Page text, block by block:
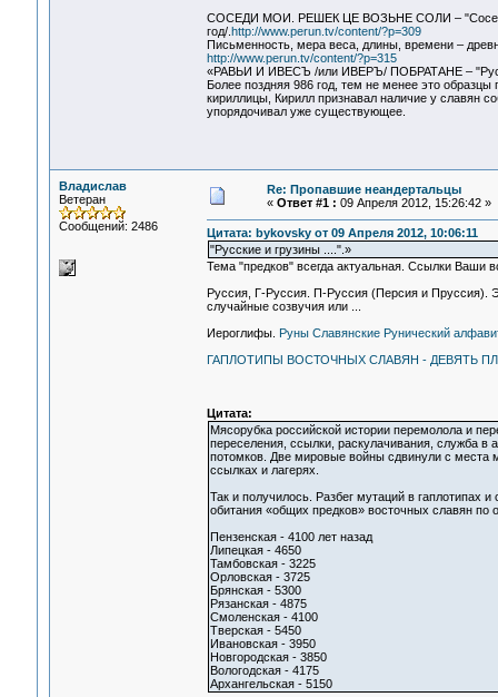
СОСЕДИ МОИ. РЕШЕК ЦЕ ВОЗЬНЕ СОЛИ – "Соседи
год/. http://www.perun.tv/content/?p=309
Письменность, мера веса, длины, времени –
http://www.perun.tv/content/?p=315
«РАВЬИ И ИВЕСЪ /или ИВЕРЪ/ ПОБРАТАНЕ –
Более поздняя 986 год, тем не менее это
кириллицы, Кирилл признавал наличие у славян
упорядочивал уже существующее.
Владислав
Ветеран
Сообщений: 2486
Re: Пропавшие неандертальцы
« Ответ #1 : 09 Апреля 2012, 15:26:42 »
Цитата: bykovsky от 09 Апреля 2012, 10:06:11
"Русские и грузины ....".»
Тема "предков" всегда актуальная. Ссылки Ваши
Руссия, Г-Руссия. П-Руссия (Персия и
случайные созвучия или ...
Иероглифы.
Руны Славянские Рунический
ГАПЛОТИПЫ ВОСТОЧНЫХ СЛАВЯН - ДЕВЯТЬ
Цитата:
Мясорубка российской истории перемолола и
переселения, ссылки, раскулачивания, служба в
потомков. Две мировые войны сдвинули с места
ссылках и лагерях.
Так и получилось. Разбег мутаций в гаплотипах
обитания «общих предков» восточных славян по
Пензенская - 4100 лет назад
Липецкая - 4650
Тамбовская - 3225
Орловская - 3725
Брянская - 5300
Рязанская - 4875
Смоленская - 4100
Тверская - 5450
Ивановская - 3950
Новгородская - 3850
Вологодская - 4175
Архангельская - 5150